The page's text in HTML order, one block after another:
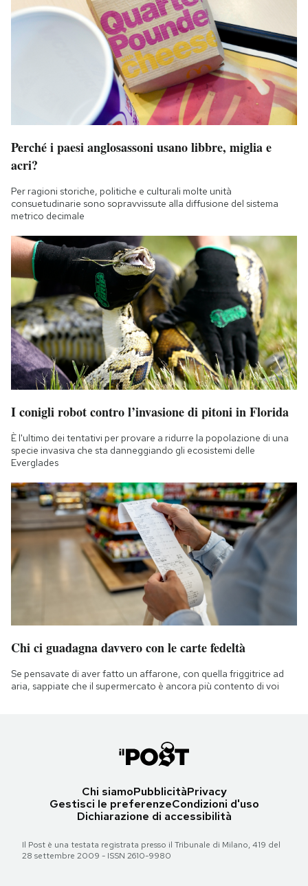
Perché i paesi anglosassoni usano libbre, miglia e
acri?
Per ragioni storiche, politiche e culturali molte unità
consuetudinarie sono sopravvissute alla diffusione del sistema
metrico decimale
I conigli robot contro l’invasione di pitoni in Florida
È l'ultimo dei tentativi per provare a ridurre la popolazione di una
specie invasiva che sta danneggiando gli ecosistemi delle
Everglades
Chi ci guadagna davvero con le carte fedeltà
Se pensavate di aver fatto un affarone, con quella friggitrice ad
aria, sappiate che il supermercato è ancora più contento di voi
Chi siamoPubblicitàPrivacy
Gestisci le preferenzeCondizioni d'uso
Dichiarazione di accessibilità
Il Post è una testata registrata presso il Tribunale di Milano, 419 del
28 settembre 2009 - ISSN 2610-9980